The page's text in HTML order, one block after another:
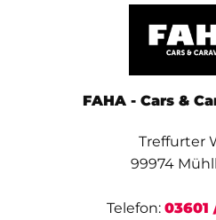
FAHA - Cars &
Treffurter
99974
Telefon: 03601